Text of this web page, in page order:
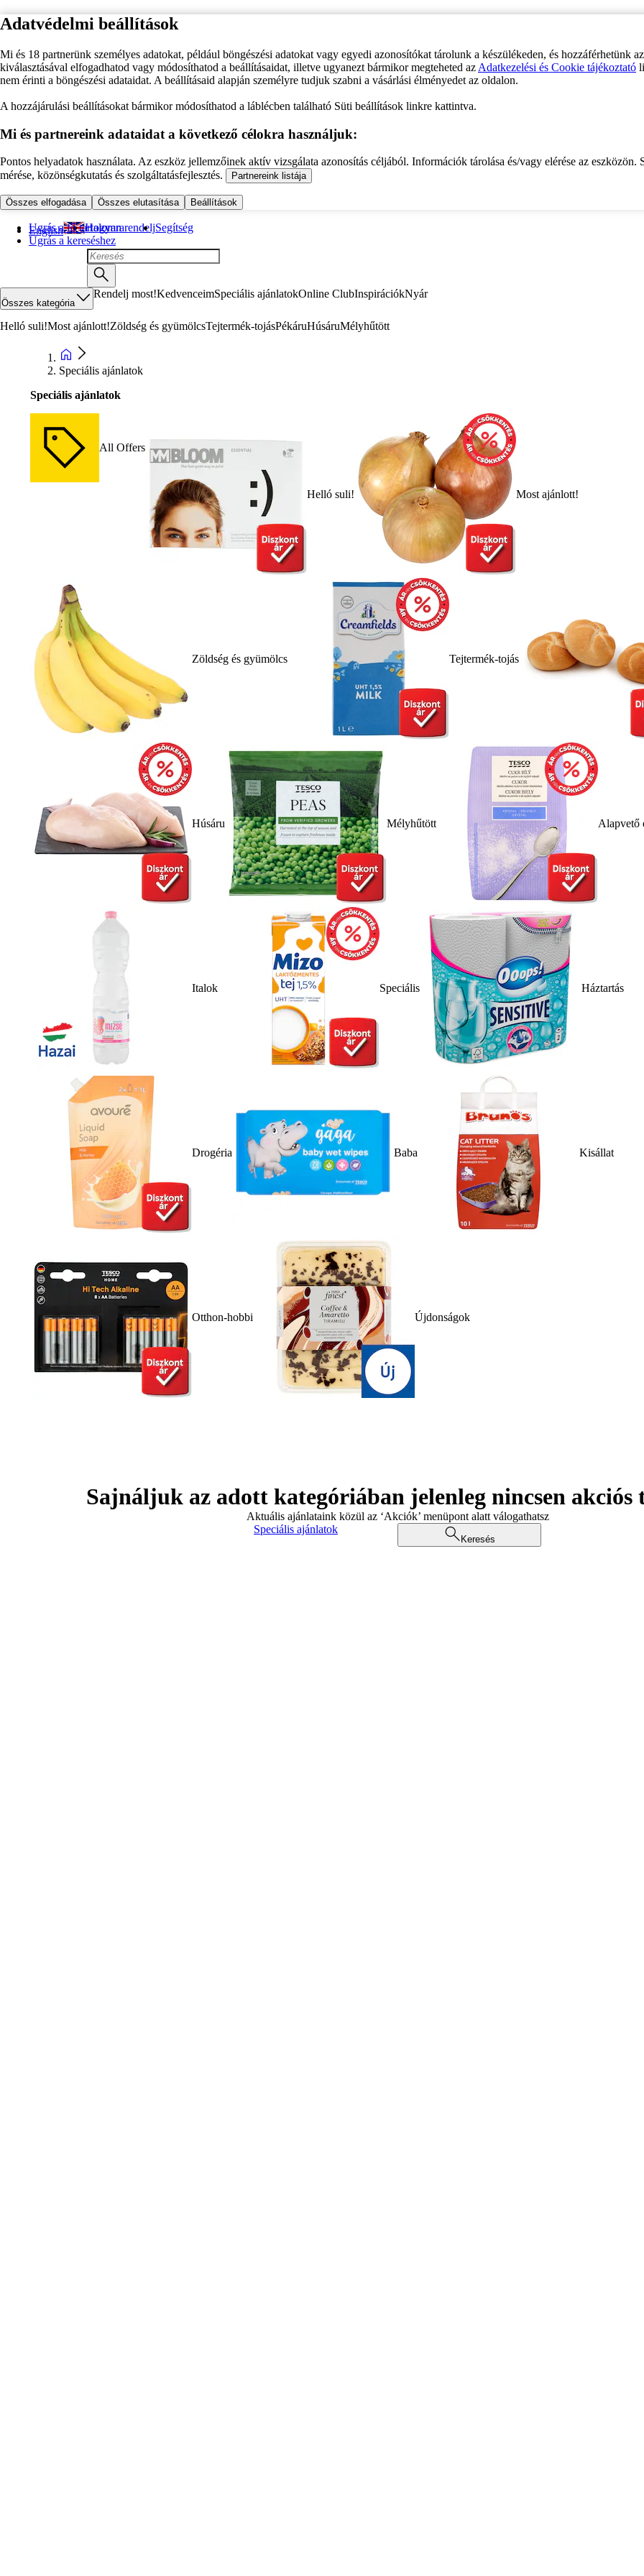
Adatvédelmi beállítások
Mi és 18 partnerünk személyes adatokat, például böngészési adatokat vagy egyedi azonosítókat tárolunk a készülékeden, és hozzáférhetünk
kiválasztásával elfogadhatod vagy módosíthatod a beállításaidat, illetve ugyanezt bármikor megteheted az Adatkezelési és Cookie tájékoztató
nem érinti a böngészési adataidat. A beállításaid alapján személyre tudjuk szabni a vásárlási élményedet az oldalon.
A hozzájárulási beállításokat bármikor módosíthatod a láblécben található Süti beállítások linkre kattintva.
Mi és partnereink adataidat a következő célokra használjuk:
Pontos helyadatok használata. Az eszköz jellemzőinek aktív vizsgálata azonosítás céljából. Információk tárolása és/vagy elérése az eszközön.
mérése, közönségkutatás és szolgáltatásfejlesztés.
Partnereink listája
Összes elfogadása Összes elutasítása Beállítások
Ugrás a fő tartalomra
Ugrás a kereséshez
English Hogyan rendeljSegítség
Összes kategória
Rendelj most!KedvenceimSpeciális ajánlatokOnline ClubInspirációkNyár
Helló suli!Most ajánlott!Zöldség és gyümölcsTejtermék-tojásPékáruHúsáruMélyhűtött
Speciális ajánlatok
Speciális ajánlatok
All Offers
Helló suli! Most ajánlott!
Zöldség és gyümölcs Tejtermék-tojás
Húsáru Mélyhűtött Alapvető
Italok Speciális Háztartás
Drogéria Baba Kisállat
Otthon-hobbi Újdonságok
Sajnáljuk az adott kategóriában jelenleg nincsen akciós
Aktuális ajánlataink közül az ‘Akciók’ menüpont alatt válogathatsz
Speciális ajánlatok
Keresés